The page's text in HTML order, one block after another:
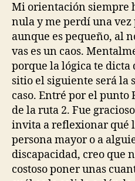
Mi orientación siempre
nula y me perdí una vez
aunque es pequeño, al
vas es un caos.
porque la lógica te dicta
sitio el siguiente será la
caso. Entré por el punto
de la ruta 2. Fue
invita a reflexionar qué
persona mayor o a
discapacidad, creo que
costoso poner unas